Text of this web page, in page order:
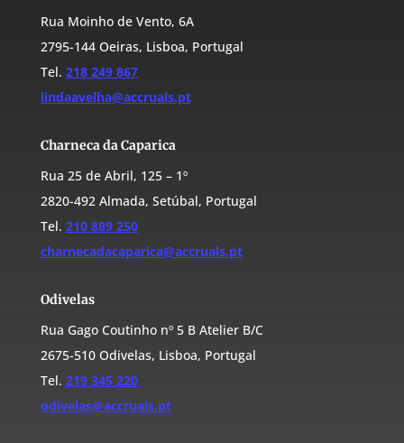
Rua Moinho de Vento, 6A
2795-144 Oeiras, Lisboa, Portugal
Tel. 218 249 867
lindaavelha@accruals.pt
Charneca da Caparica
Rua 25 de Abril, 125 – 1º
2820-492 Almada, Setúbal, Portugal
Tel. 210 889 250
charnecadacaparica@accruals.pt
Odivelas
Rua Gago Coutinho nº 5 B Atelier B/C
2675-510 Odivelas, Lisboa, Portugal
Tel. 219 345 220
odivelas@accruals.pt